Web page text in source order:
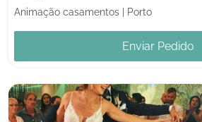
Animação casamentos Porto
Enviar Pedido